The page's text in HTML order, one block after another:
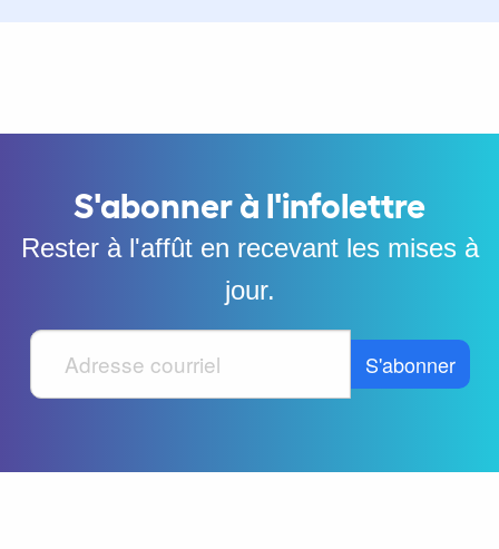
S'abonner à l'infolettre
Rester à l'affût en recevant les mises à
jour.